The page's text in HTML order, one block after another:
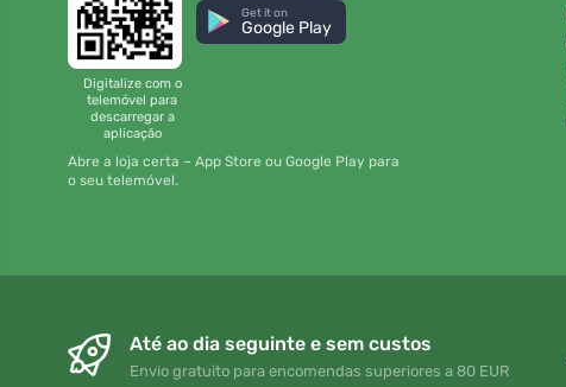
Digitalize com o
telemóvel para
descarregar a
aplicação
Get it on
Google Play
Abre a loja certa – App Store ou Google Play para
o seu telemóvel.
Até ao dia seguinte e sem custos
Envio gratuito para encomendas superiores a 80 EUR